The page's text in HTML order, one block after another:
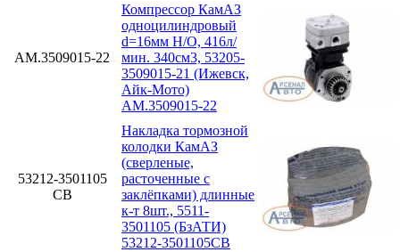
АМ.3509015-22
Компрессор КамАЗ
одноцилиндровый
d=16мм Н/О, 416л/
мин. 340см3, 53205-
3509015-21 (Ижевск,
Айк-Мото)
АМ.3509015-22
53212-3501105
СВ
Накладка тормозной
колодки КамАЗ
(сверленые,
расточенные с
заклёпками) длинные
к-т 8шт., 5511-
3501105 (БзАТИ)
53212-3501105СВ